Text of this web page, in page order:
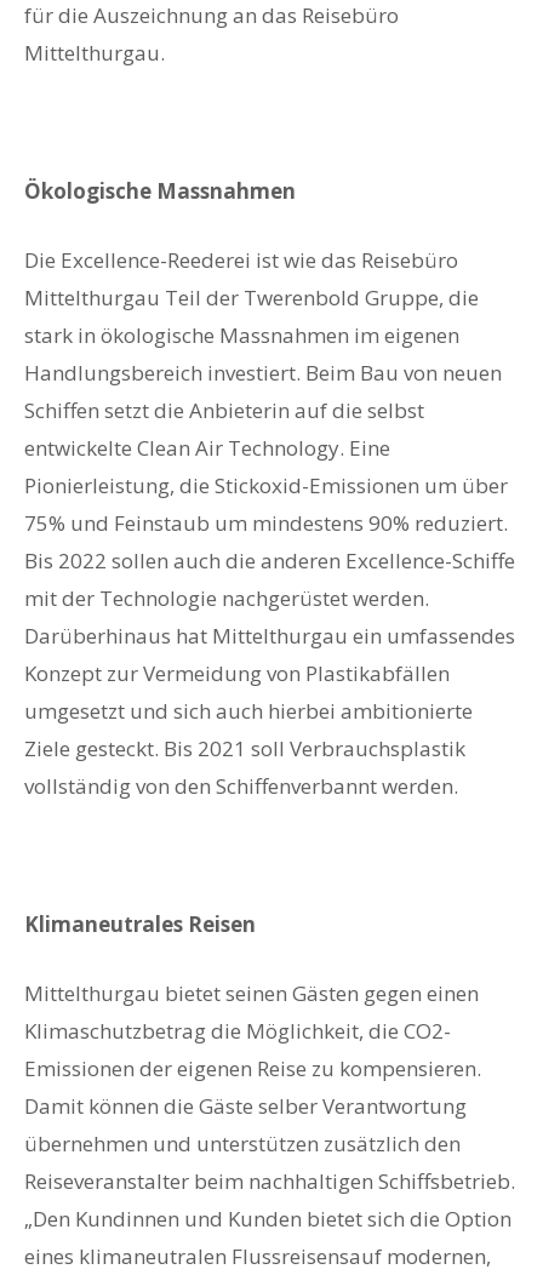
für die Auszeichnung an das Reisebüro
Mittelthurgau.
Ökologische Massnahmen
Die Excellence-Reederei ist wie das Reisebüro
Mittelthurgau Teil der Twerenbold Gruppe, die
stark in ökologische Massnahmen im eigenen
Handlungsbereich investiert. Beim Bau von neuen
Schiffen setzt die Anbieterin auf die selbst
entwickelte Clean Air Technology. Eine
Pionierleistung, die Stickoxid-Emissionen um über
75% und Feinstaub um mindestens 90% reduziert.
Bis 2022 sollen auch die anderen Excellence-Schiffe
mit der Technologie nachgerüstet werden.
Darüberhinaus hat Mittelthurgau ein umfassendes
Konzept zur Vermeidung von Plastikabfällen
umgesetzt und sich auch hierbei ambitionierte
Ziele gesteckt. Bis 2021 soll Verbrauchsplastik
vollständig von den Schiffenverbannt werden.
Klimaneutrales Reisen
Mittelthurgau bietet seinen Gästen gegen einen
Klimaschutzbetrag die Möglichkeit, die CO2-
Emissionen der eigenen Reise zu kompensieren.
Damit können die Gäste selber Verantwortung
übernehmen und unterstützen zusätzlich den
Reiseveranstalter beim nachhaltigen Schiffsbetrieb.
„Den Kundinnen und Kunden bietet sich die Option
eines klimaneutralen Flussreisensauf modernen,